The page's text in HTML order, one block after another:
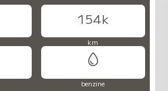
154k
km
benzine